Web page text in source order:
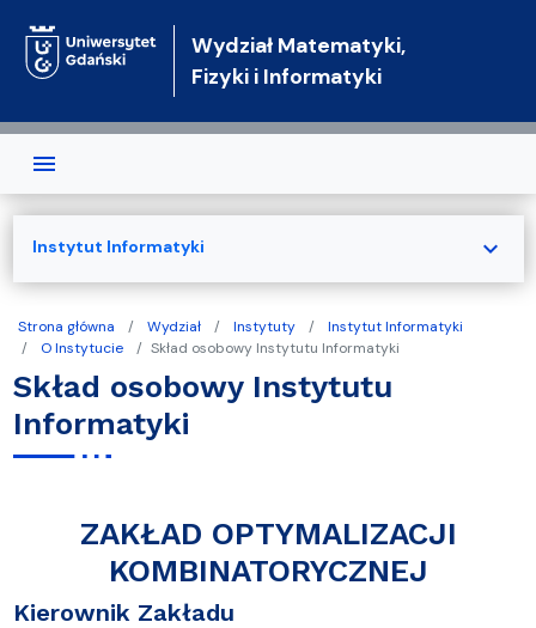
Wydział Matematyki,
Fizyki i Informatyki
Strona główna Wydział Instytuty
Instytut Informatyki
O Instytucie
Skład osobowy Instytutu Informatyki
Skład osobowy Instytutu
Informatyki
ZAKŁAD OPTYMALIZACJI
KOMBINATORYCZNEJ
Kierownik Zakładu
Instytut Informatyki expand_more